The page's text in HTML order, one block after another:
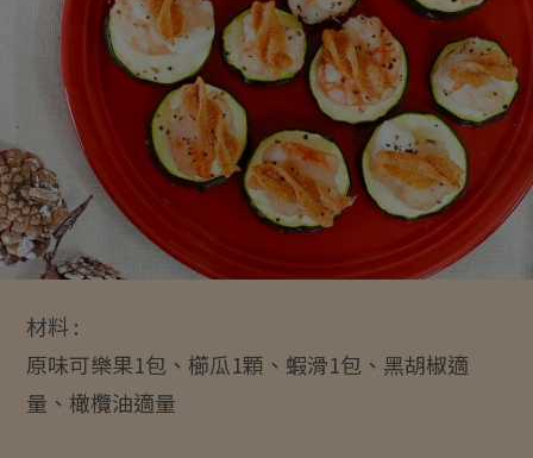
材料 :
原味可樂果1包、櫛瓜1顆、蝦滑1包、黑胡椒適
量、橄欖油適量